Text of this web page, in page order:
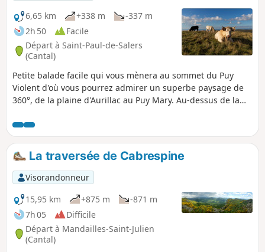
6,65 km
+338 m
-337 m
2h 50
Facile
Départ à Saint-Paul-de-Salers
(Cantal)
Petite balade facile qui vous mènera au sommet du Puy
Violent d'où vous pourrez admirer un superbe paysage de
360°, de la plaine d'Aurillac au Puy Mary. Au-dessus de la
chaque sommet.
La traversée de Cabrespine
Visorandonneur
15,95 km
+875 m
-871 m
7h 05
Difficile
Départ à Mandailles-Saint-Julien
(Cantal)